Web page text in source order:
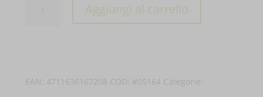
ROG
Aggiungi al carrello
EAN: 4711636167208 COD: #05164 Categorie: